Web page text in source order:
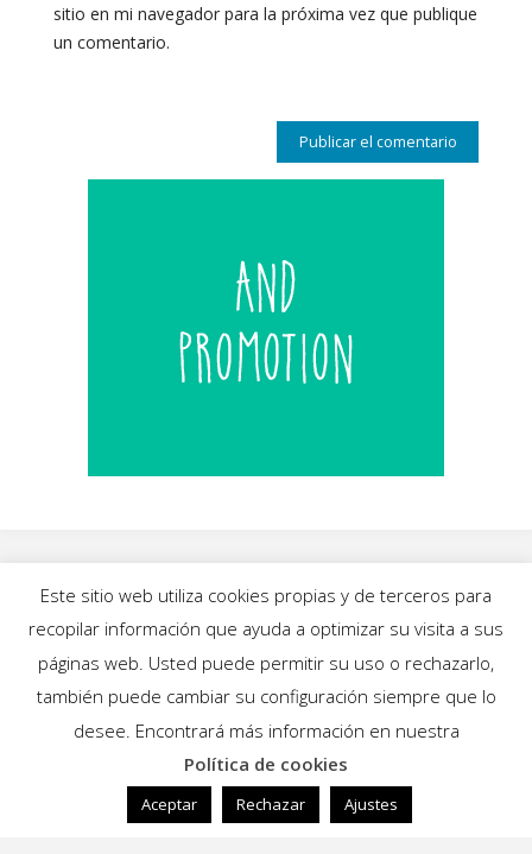
sitio en mi navegador para la próxima vez que publique
un comentario.
Funciona conFluida&WordPress.
Este sitio web utiliza cookies propias y de terceros para
recopilar información que ayuda a optimizar su visita a sus
páginas web. Usted puede permitir su uso o rechazarlo,
también puede cambiar su configuración siempre que lo
desee. Encontrará más información en nuestra
Política de cookies
Aceptar Rechazar Ajustes